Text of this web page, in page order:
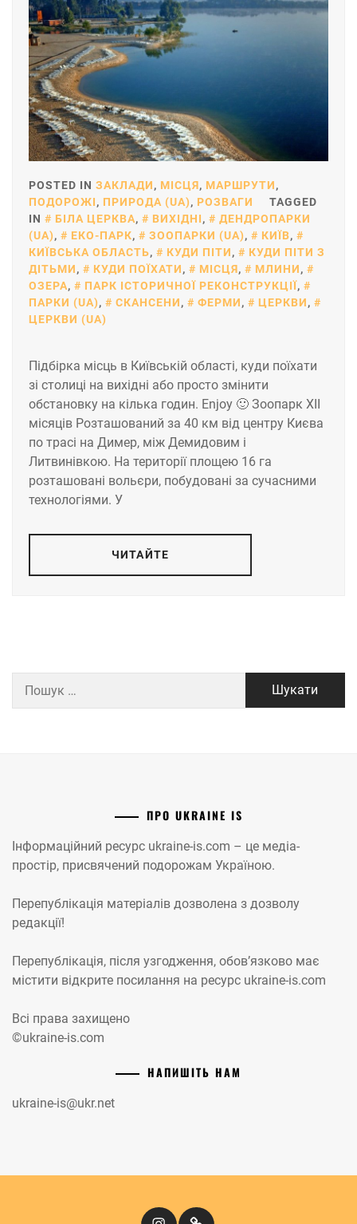
POSTED IN ЗАКЛАДИ, МІСЦЯ, МАРШРУТИ,
ПОДОРОЖІ, ПРИРОДА (UA), РОЗВАГИ
TAGGED
IN
БІЛА ЦЕРКВА, ВИХІДНІ,
ДЕНДРОПАРКИ
(UA), ЕКО-ПАРК, ЗООПАРКИ (UA), КИЇВ,
КИЇВСЬКА ОБЛАСТЬ, КУДИ ПІТИ,
КУДИ ПІТИ З
ДІТЬМИ, КУДИ ПОЇХАТИ, МІСЦЯ, МЛИНИ,
ОЗЕРА, ПАРК ІСТОРИЧНОЇ РЕКОНСТРУКЦІЇ,
ПАРКИ (UA), СКАНСЕНИ, ФЕРМИ, ЦЕРКВИ,
ЦЕРКВИ (UA)
Підбірка місць в Київській області, куди поїхати
зі столиці на вихідні або просто змінити
обстановку на кілька годин. Enjoy 🙂 Зоопарк ХІІ
місяців Розташований за 40 км від центру Києва
по трасі на Димер, між Демидовим і
Литвинівкою. На території площею 16 га
розташовані вольєри, побудовані за сучасними
технологіями. У
ЧИТАЙТЕ
ПРО UKRAINE IS
Інформаційний ресурс ukraine-is.com – це медіа-
простір, присвячений подорожам Україною.
Перепублікація матеріалів дозволена з дозволу
редакції!
Перепублікація, після узгодження, обов’язково має
містити відкрите посилання на ресурс ukraine-is.com
Всі права захищено
©ukraine-is.com
НАПИШІТЬ НАМ
ukraine-is@ukr.net
InstagramКіномандри